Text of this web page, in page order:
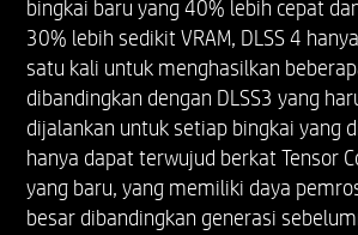
bingkai baru yang 40% lebih cepat
30% lebih sedikit VRAM, DLSS 4
satu kali untuk menghasilkan
dibandingkan dengan DLSS3 yang
dijalankan untuk setiap bingkai yang
hanya dapat terwujud berkat Tensor
yang baru, yang memiliki daya
besar dibandingkan generasi